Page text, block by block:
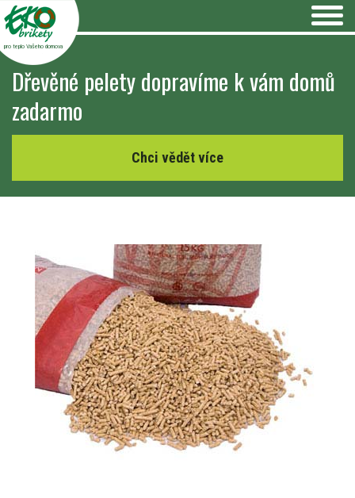
pro teplo Vašeho domova
Dřevěné pelety dopravíme k vám domů
zadarmo
Chci vědět více